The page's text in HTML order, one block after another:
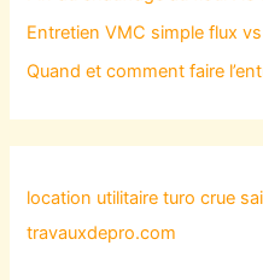
Entretien VMC simple flux
Quand et comment faire
location utilitaire turo crue
travauxdepro.com